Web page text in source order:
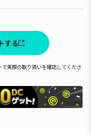
する
実際の取り扱いを確認してくださ